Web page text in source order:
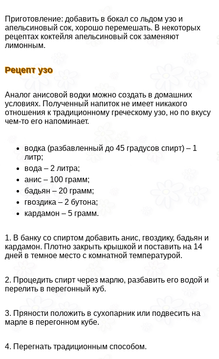
Приготовление: добавить в бокал со льдом узо и
апельсиновый сок, хорошо перемешать. В некоторых
рецептах коктейля апельсиновый сок заменяют
лимонным.
Рецепт узо
Аналог анисовой водки можно создать в домашних
условиях. Полученный напиток не имеет никакого
отношения к традиционному греческому узо, но по вкусу
чем-то его напоминает.
водка (разбавленный до 45 градусов спирт) – 1
литр;
вода – 2 литра;
анис – 100 грамм;
бадьян – 20 грамм;
гвоздика – 2 бутона;
кардамон – 5 грамм.
1. В банку со спиртом добавить анис, гвоздику, бадьян и
кардамон. Плотно закрыть крышкой и поставить на 14
дней в темное место с комнатной температурой.
2. Процедить спирт через марлю, разбавить его водой и
перелить в перегонный куб.
3. Пряности положить в сухопарник или подвесить на
марле в перегонном кубе.
4. Перегнать традиционным способом.